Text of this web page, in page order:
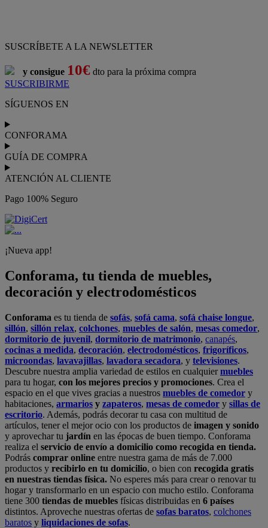
SUSCRÍBETE A LA NEWSLETTER
y consigue 10€ dto para la próxima compra
SUSCRIBIRME
SÍGUENOS EN
CONFORAMA
GUÍA DE COMPRA
ATENCIÓN AL CLIENTE
Pago 100% Seguro
¡Nueva app!
Conforama, tu tienda de muebles,
decoración y electrodomésticos
Conforama es tu tienda de sofás, sofá cama, sofá chaise longue,
sillón, sillón relax, colchones, muebles de salón, mesas comedor,
dormitorio de juvenil, dormitorio de matrimonio, canapés,
cocinas a medida, decoración, electrodomésticos, frigoríficos,
microondas, lavavajillas, lavadora secadora, y televisiones.
Descubre nuestra amplia variedad de estilos en cualquiermuebles
para tu hogar, con los mejores precios y promociones. Crea el
espacio en el que vives gracias a nuestros muebles de comedor y
habitaciones, armarios y zapateros, mesas de comedor y sillas de
escritorio. Además, podrás decorar tu casa con multitud de
artículos, tener el mejor ocio con los productos de imagen y sonido
y aprovechar tu jardín en las épocas de buen tiempo. Conforama
realiza el servicio de envío a domicilio como recogida en tienda.
Podrás comprar online entre nuestra gama de más de 7.000
productos y recibirlo en tu domicilio, o bien con recogida gratis
en nuestras tiendas física. No esperes más para crear o renovar tu
hogar y transformarlo en un espacio con mucho estilo. Conforama
tiene 300 tiendas de muebles físicas distribuidas en 6 países
distintos. Aproveche nuestras ofertas de sofas baratos, colchones
baratos y liquidaciones de sofas.